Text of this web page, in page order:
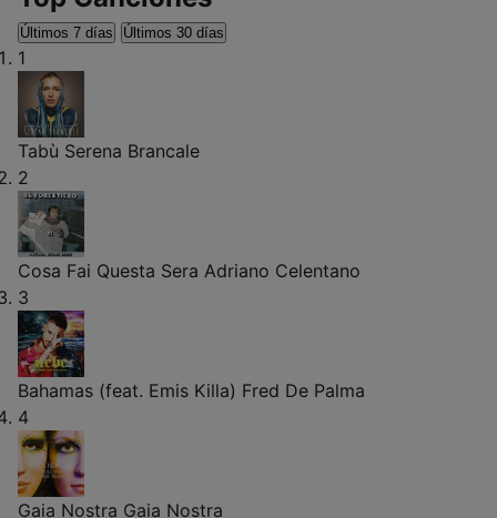
Últimos 7 días Últimos 30 días
1
Tabù Serena Brancale
2
Cosa Fai Questa Sera Adriano Celentano
3
Bahamas (feat. Emis Killa) Fred De Palma
4
Gaia Nostra Gaia Nostra